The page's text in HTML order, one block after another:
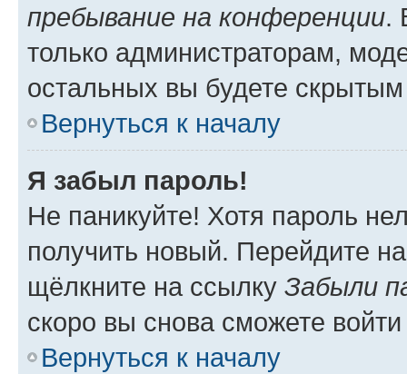
пребывание на конференции.
только администраторам,
остальных вы будете
Вернуться к началу
Я забыл пароль!
Не паникуйте! Хотя пароль
получить новый. Перейдите
щёлкните на ссылку Забыли
скоро вы снова сможете
Вернуться к началу